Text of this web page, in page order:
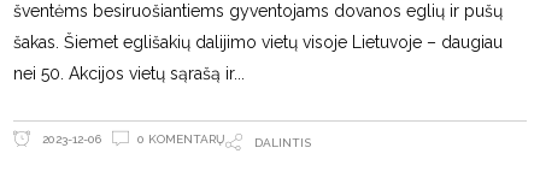
šventėms besiruošiantiems gyventojams dovanos eglių ir pušų
šakas. Šiemet eglišakių dalijimo vietų visoje Lietuvoje – daugiau
nei 50. Akcijos vietų sąrašą ir
2023-12-06 0 KOMENTARŲ DALINTIS